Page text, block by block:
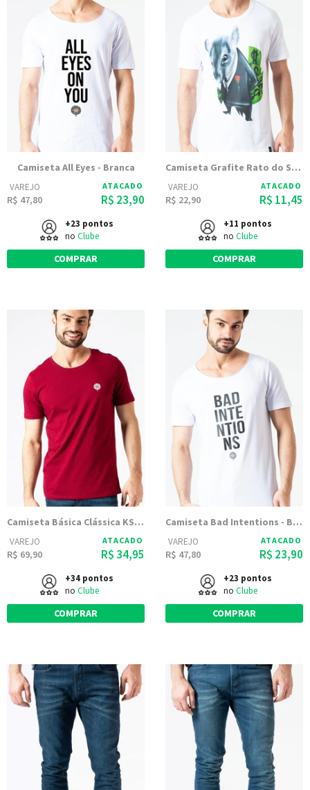
Camiseta All Eyes - Branca
VAREJO
R$ 47,80
ATACADO
R$ 23,90
+23 pontos
no Clube
COMPRAR
Camiseta Grafite Rato do Senado - Branca
VAREJO
R$ 22,90
ATACADO
R$ 11,45
+11 pontos
no Clube
COMPRAR
Camiseta Básica Clássica KSA - Vinho
VAREJO
R$ 69,90
ATACADO
R$ 34,95
+34 pontos
no Clube
COMPRAR
Camiseta Bad Intentions - Branca
VAREJO
R$ 47,80
ATACADO
R$ 23,90
+23 pontos
no Clube
COMPRAR